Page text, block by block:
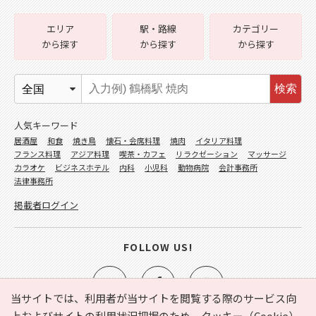
当サイトでは、利用者が当サイトを閲覧する際のサービス向
エリア
から探す
駅・路線
から探す
カテゴリー
から探す
検索
人気キーワード
居酒屋 和食 焼き鳥 懐石・会席料理 焼肉
イタリア料理
フランス料理
アジア料理 喫茶・カフェ リラクゼーション
マッサージ
カラオケ
ビジネスホテル 内科 小児科 動物病院
会計事務所
法律事務所
掲載者ログイン
FOLLOW US!